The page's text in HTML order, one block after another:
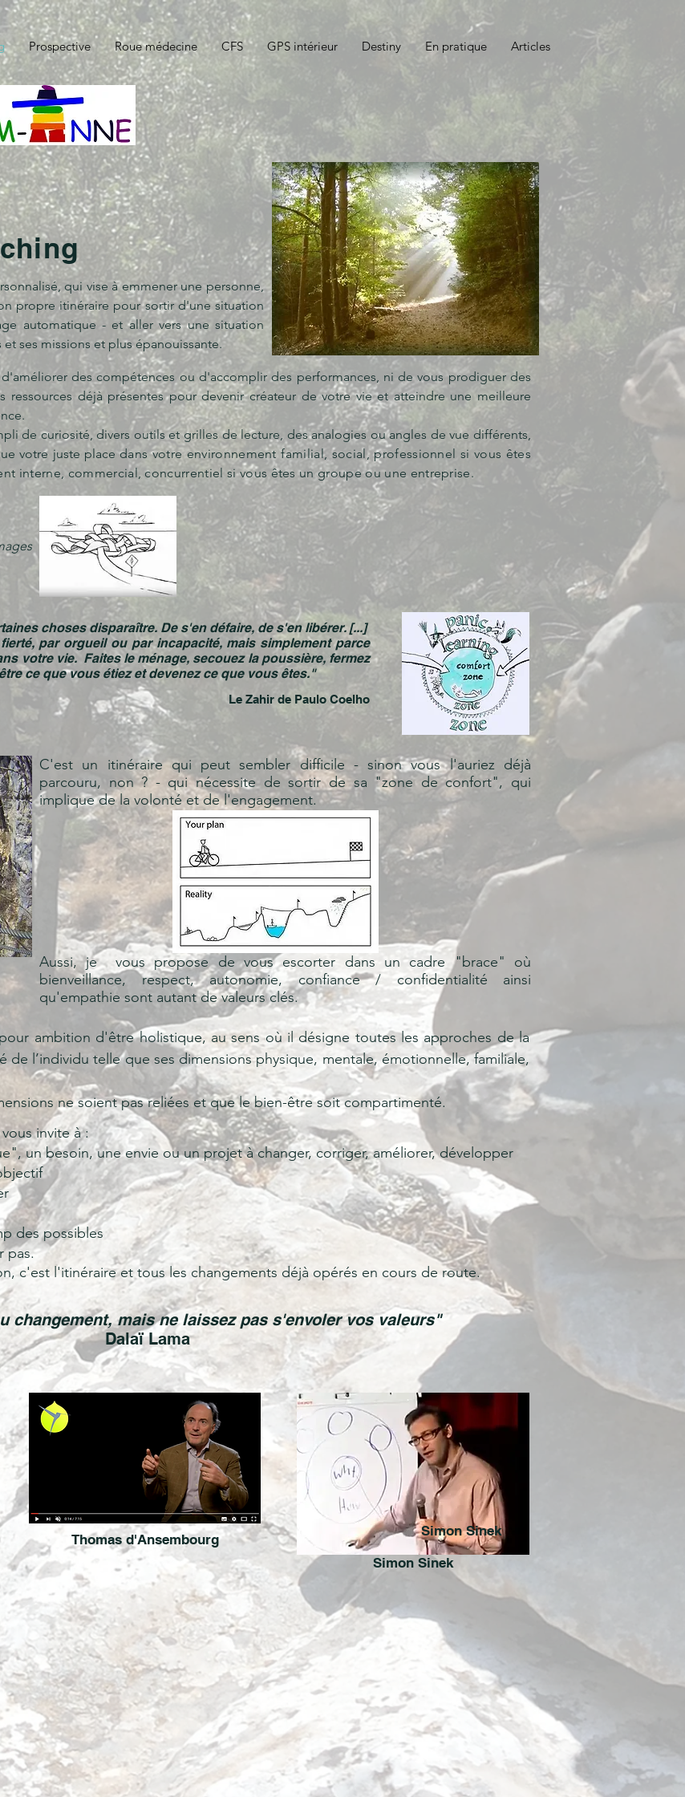
Prospective Roue médecine CFS GPS intérieur Destiny En pratique Articles
qui vise à emmener une personne,
propre itinéraire pour sortir d'une situation
automatique - et aller vers une situation
et ses missions et plus épanouissante.
des compétences ou d'accomplir des performances, ni de vous prodiguer des
ressources déjà présentes pour devenir créateur de votre vie et atteindre une meilleure
de curiosité, divers outils et grilles de lecture, des analogies ou angles de vue différents,
votre juste placedans votre environnement familial, social, professionnel si vous êtes
interne, commercial, concurrentiel si vous êtes un groupe ou une entreprise.
choses disparaître. De s'en défaire, de s'en libérer. [...]
par orgueil ou par incapacité, mais simplement parce
votre vie. Faites le ménage, secouez la poussière, fermez
ce que vous étiez et devenez ce que vous êtes."
Le Zahir de Paulo Coelho
C'est un itinéraire qui peut sembler difficile - sinon vous l'auriez déjà
parcouru, non ? - qui nécessite de sortir de sa "zone de confort", qui
implique de la volonté et de l'engagement.
Aussi, je vous propose de vous escorter dans un cadre "brace" où
bienveillance, respect, autonomie, confiance / confidentialité ainsi
qu'empathie sont autant de valeurs clés.
ambition d'être holistique, au sens où il désigne toutes les approches de la
l’individu telle que ses dimensions physique, mentale, émotionnelle, familiale,
ne soient pas reliées et que le bien-être soit compartimenté.
invite à :
un besoin, une envie ou un projet à changer, corriger, améliorer, développer
des possibles
pas.
c'est l'itinéraire et tous les changements déjà opérés en cours de route.
changement, mais ne laissez pas s'envoler vos valeurs"
Dalaï Lama
Thomas d'Ansembourg
Simon Sinek
Simon Sinek